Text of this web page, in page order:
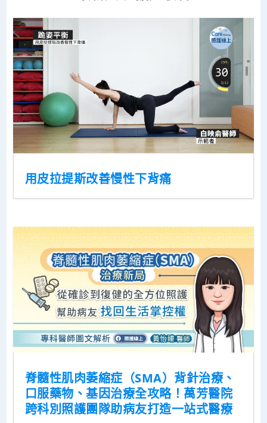
用皮拉提斯改善慢性下背痛
脊髓性肌肉萎縮症（SMA）背針治療、
口服藥物、基因治療全攻略！萬芳醫院
跨科別照護團隊助病友打造一站式醫療